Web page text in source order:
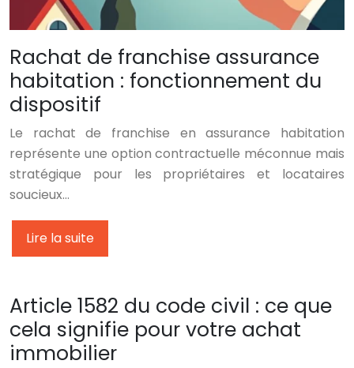
Rachat de franchise assurance
habitation : fonctionnement du
dispositif
Le rachat de franchise en assurance habitation
représente une option contractuelle méconnue mais
stratégique pour les propriétaires et locataires
soucieux…
Lire la suite
Article 1582 du code civil : ce que
cela signifie pour votre achat
immobilier